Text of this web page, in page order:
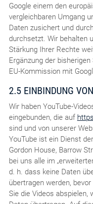
Google einem den
vergleichbaren Umgang
Daten zusichert und
durchsetzt. Wir behalten
Stärkung Ihrer Rechte
Ergänzung der
EU-Kommission mit
2.5 EINBINDUNG
Wir haben YouTube-
eingebunden, die auf
sind und von unserer
YouTube ist ein Dienst
Gordon House, Barrow
bei uns alle im
d. h. dass keine Daten
übertragen werden,
Sie die Videos abspielen,